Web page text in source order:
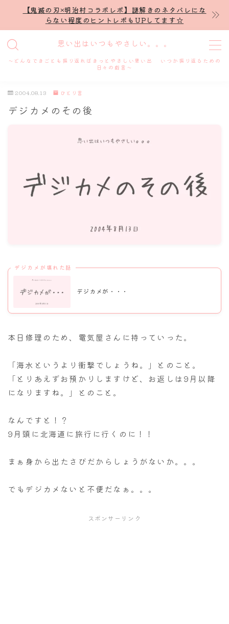
【鬼滅の刃×明治村コラボレポ】謎解きのネタバレにな
らない程度のヒントレポもUPしてます☆
思い出はいつもやさしい。。。
～どんなできごとも振り返ればきっとやさしい思い出 いつか振り返るための
日々の戯言～
MENU
プロフィール
舞台・ライブ
2004.08.13 ひとり言
デジカメのその後
デジカメが壊れた話
デジカメが・・・
本日修理のため、電気屋さんに持っていった。
「海水というより衝撃でしょうね。」とのこと。
「とりあえずお預かりしますけど、お返しは9月以降
になりますね。」とのこと。
なんですと！？
9月頭に北海道に旅行に行くのに！！
まぁ身から出たさびだからしょうがないか。。。
でもデジカメないと不便だなぁ。。。
スポンサーリンク